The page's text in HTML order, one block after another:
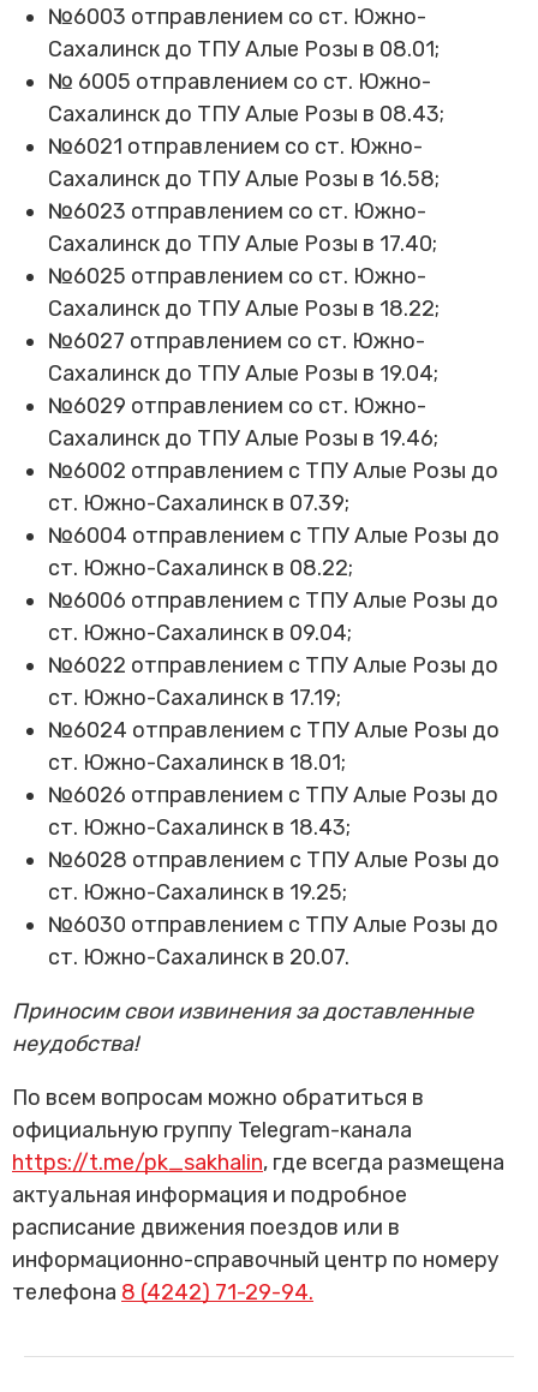
№6003 отправлением со ст. Южно-
Сахалинск до ТПУ Алые Розы в 08.01;
№ 6005 отправлением со ст. Южно-
Сахалинск до ТПУ Алые Розы в 08.43;
№6021 отправлением со ст. Южно-
Сахалинск до ТПУ Алые Розы в 16.58;
№6023 отправлением со ст. Южно-
Сахалинск до ТПУ Алые Розы в 17.40;
№6025 отправлением со ст. Южно-
Сахалинск до ТПУ Алые Розы в 18.22;
№6027 отправлением со ст. Южно-
Сахалинск до ТПУ Алые Розы в 19.04;
№6029 отправлением со ст. Южно-
Сахалинск до ТПУ Алые Розы в 19.46;
№6002 отправлением с ТПУ Алые Розы до
ст. Южно-Сахалинск в 07.39;
№6004 отправлением с ТПУ Алые Розы до
ст. Южно-Сахалинск в 08.22;
№6006 отправлением с ТПУ Алые Розы до
ст. Южно-Сахалинск в 09.04;
№6022 отправлением с ТПУ Алые Розы до
ст. Южно-Сахалинск в 17.19;
№6024 отправлением с ТПУ Алые Розы до
ст. Южно-Сахалинск в 18.01;
№6026 отправлением с ТПУ Алые Розы до
ст. Южно-Сахалинск в 18.43;
№6028 отправлением с ТПУ Алые Розы до
ст. Южно-Сахалинск в 19.25;
№6030 отправлением с ТПУ Алые Розы до
ст. Южно-Сахалинск в 20.07.
Приносим свои извинения за доставленные
неудобства!
По всем вопросам можно обратиться в
официальную группу Telegram-канала
https://t.me/pk_sakhalin, где всегда размещена
актуальная информация и подробное
расписание движения поездов или в
информационно-справочный центр по номеру
телефона 8 (4242) 71-29-94.